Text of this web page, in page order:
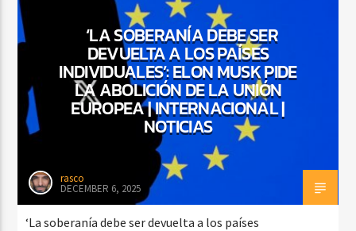
‘LA SOBERANÍA DEBE SER
DEVUELTA A LOS PAÍSES
INDIVIDUALES’: ELON MUSK PIDE
LA ABOLICIÓN DE LA UNIÓN
EUROPEA | INTERNACIONAL |
NOTICIAS
rasco
DECEMBER 6, 2025
‘La soberanía debe ser devuelta a los países